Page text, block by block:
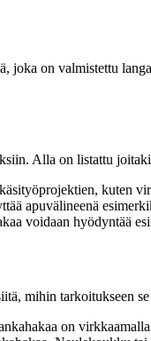
on valmistettu
Alla on listattu
kuten
apuvälineenä
voidaan hyödyntää
mihin tarkoitukseen
on